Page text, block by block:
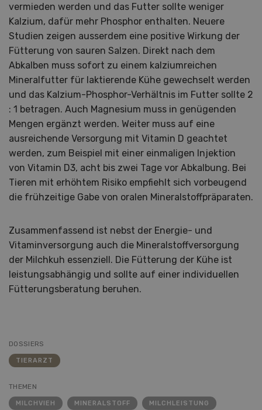
vermieden werden und das Futter sollte weniger
Kalzium, dafür mehr Phosphor enthalten. Neuere
Studien zeigen ausserdem eine positive Wirkung der
Fütterung von sauren Salzen. Direkt nach dem
Abkalben muss sofort zu einem kalziumreichen
Mineralfutter für laktierende Kühe gewechselt werden
und das Kalzium-Phosphor-Verhältnis im Futter sollte 2
: 1 betragen. Auch Magnesium muss in genügenden
Mengen ergänzt werden. Weiter muss auf eine
ausreichende Versorgung mit Vitamin D geachtet
werden, zum Beispiel mit einer einmaligen Injektion
von Vitamin D3, acht bis zwei Tage vor Abkalbung. Bei
Tieren mit erhöhtem Risiko empfiehlt sich vorbeugend
die frühzeitige Gabe von oralen Mineralstoffpräparaten.
Zusammenfassend ist nebst der Energie- und
Vitaminversorgung auch die Mineralstoffversorgung
der Milchkuh essenziell. Die Fütterung der Kühe ist
leistungsabhängig und sollte auf einer individuellen
Fütterungsberatung beruhen.
DOSSIERS
TIERARZT
THEMEN
MILCHVIEH MINERALSTOFF MILCHLEISTUNG